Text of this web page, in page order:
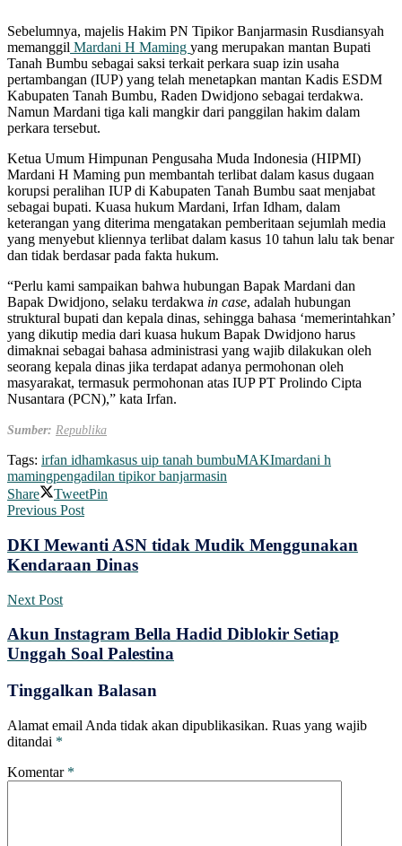
Sebelumnya, majelis Hakim PN Tipikor Banjarmasin Rusdiansyah
memanggil Mardani H Maming yang merupakan mantan Bupati
Tanah Bumbu sebagai saksi terkait perkara suap izin usaha
pertambangan (IUP) yang telah menetapkan mantan Kadis ESDM
Kabupaten Tanah Bumbu, Raden Dwidjono sebagai terdakwa.
Namun Mardani tiga kali mangkir dari panggilan hakim dalam
perkara tersebut.
Ketua Umum Himpunan Pengusaha Muda Indonesia (HIPMI)
Mardani H Maming pun membantah terlibat dalam kasus dugaan
korupsi peralihan IUP di Kabupaten Tanah Bumbu saat menjabat
sebagai bupati. Kuasa hukum Mardani, Irfan Idham, dalam
keterangan yang diterima mengatakan pemberitaan sejumlah media
yang menyebut kliennya terlibat dalam kasus 10 tahun lalu tak benar
dan tidak berdasar pada fakta hukum.
“Perlu kami sampaikan bahwa hubungan Bapak Mardani dan
Bapak Dwidjono, selaku terdakwa in case, adalah hubungan
struktural bupati dan kepala dinas, sehingga bahasa ‘memerintahkan’
yang dikutip media dari kuasa hukum Bapak Dwidjono harus
dimaknai sebagai bahasa administrasi yang wajib dilakukan oleh
seorang kepala dinas jika terdapat adanya permohonan oleh
masyarakat, termasuk permohonan atas IUP PT Prolindo Cipta
Nusantara (PCN),” kata Irfan.
Sumber: Republika
Tags: irfan idhamkasus uip tanah bumbuMAKImardani h
mamingpengadilan tipikor banjarmasin
Share
TweetPin
Previous Post
DKI Mewanti ASN tidak Mudik Menggunakan
Kendaraan Dinas
Next Post
Akun Instagram Bella Hadid Diblokir Setiap
Unggah Soal Palestina
Tinggalkan Balasan
Alamat email Anda tidak akan dipublikasikan. Ruas yang wajib
ditandai *
Komentar *